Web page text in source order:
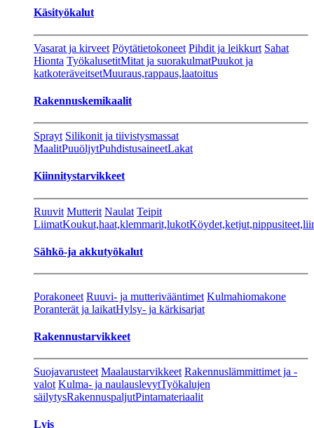
Käsityökalut
Vasarat ja kirveet Pöytätietokoneet Pihdit ja leikkurt Sahat
Hionta TyökalusetitMitat ja suorakulmatPuukot ja
katkoteräveitsetMuuraus,rappaus,laatoitus
Rakennuskemikaalit
Sprayt Silikonit ja tiivistysmassat
MaalitPuuöljytPuhdistusaineetLakat
Kiinnitystarvikkeet
Ruuvit Mutterit Naulat Teipit
LiimatKoukut,haat,klemmarit,lukot
Sähkö-ja akkutyökalut
Porakoneet Ruuvi- ja mutterivääntimet Kulmahiomakone
Poranterät ja laikatHylsy- ja kärkisarjat
Rakennustarvikkeet
Suojavarusteet Maalaustarvikkeet Rakennuslämmittimet ja -
valot Kulma- ja naulauslevytTyökalujen
säilytysRakennuspaljutPintamateriaalit
Lvis